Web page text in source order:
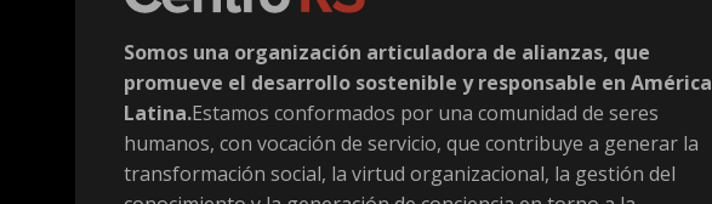
Somos una organización articuladora de alianzas, que
promueve el desarrollo sostenible y responsable en América
Latina.Estamos conformados por una comunidad de seres
humanos, con vocación de servicio, que contribuye a generar la
transformación social, la virtud organizacional, la gestión del